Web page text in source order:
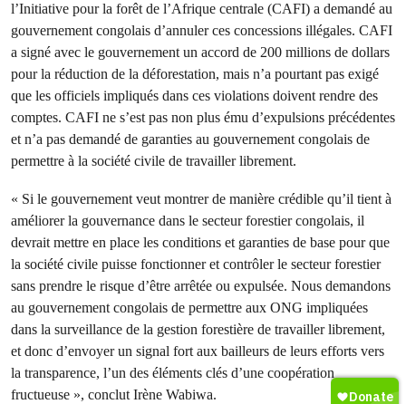
l’Initiative pour la forêt de l’Afrique centrale (CAFI) a demandé au
gouvernement congolais d’annuler ces concessions illégales. CAFI
a signé avec le gouvernement un accord de 200 millions de dollars
pour la réduction de la déforestation, mais n’a pourtant pas exigé
que les officiels impliqués dans ces violations doivent rendre des
comptes. CAFI ne s’est pas non plus ému d’expulsions précédentes
et n’a pas demandé de garanties au gouvernement congolais de
permettre à la société civile de travailler librement.
« Si le gouvernement veut montrer de manière crédible qu’il tient à
améliorer la gouvernance dans le secteur forestier congolais, il
devrait mettre en place les conditions et garanties de base pour que
la société civile puisse fonctionner et contrôler le secteur forestier
sans prendre le risque d’être arrêtée ou expulsée. Nous demandons
au gouvernement congolais de permettre aux ONG impliquées
dans la surveillance de la gestion forestière de travailler librement,
et donc d’envoyer un signal fort aux bailleurs de leurs efforts vers
la transparence, l’un des éléments clés d’une coopération
fructueuse », conclut Irène Wabiwa.